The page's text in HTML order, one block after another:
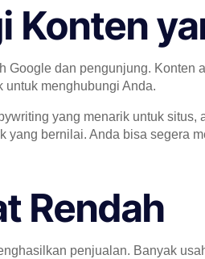
Konten
Google dan pengunjung.
untuk menghubungi Anda.
yang menarik untuk
bernilai. Anda bisa segera
Rendah
penjualan. Banyak